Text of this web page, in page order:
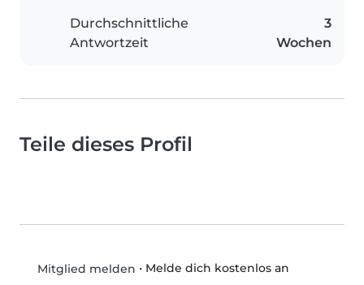
Durchschnittliche
Antwortzeit
3
Wochen
Teile dieses Profil
Mitglied melden • Melde dich kostenlos an